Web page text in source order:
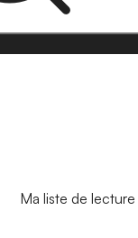
Ma liste de lecture